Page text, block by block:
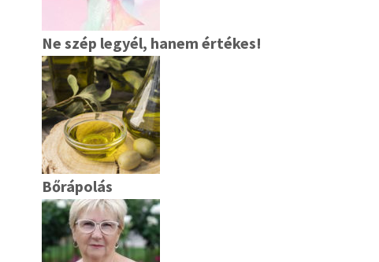
Ne szép legyél, hanem értékes!
Bőrápolás